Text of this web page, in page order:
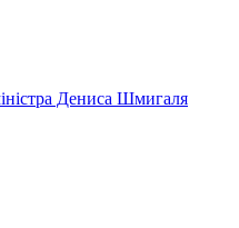
Дениса Шмигаля